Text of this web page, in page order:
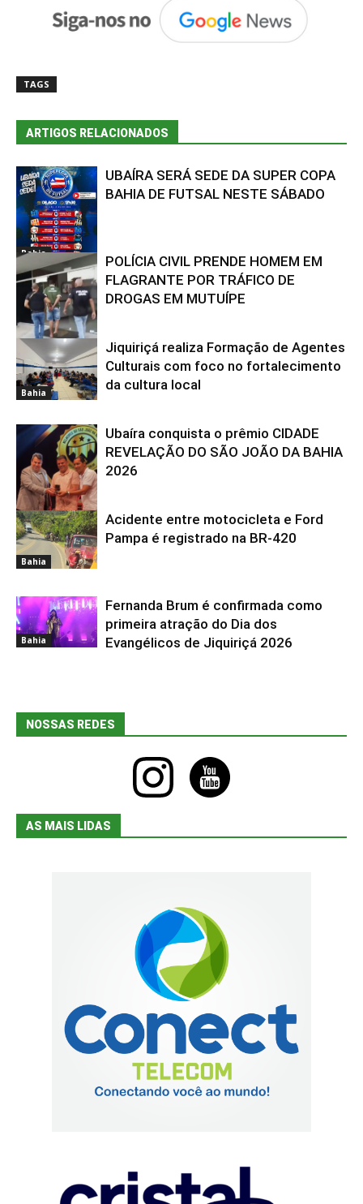
TAGS
ARTIGOS RELACIONADOS
Bahia
UBAÍRA SERÁ SEDE DA SUPER COPA
BAHIA DE FUTSAL NESTE SÁBADO
Bahia
POLÍCIA CIVIL PRENDE HOMEM EM
FLAGRANTE POR TRÁFICO DE
DROGAS EM MUTUÍPE
Bahia
Jiquiriçá realiza Formação de Agentes
Culturais com foco no fortalecimento
da cultura local
Bahia
Ubaíra conquista o prêmio CIDADE
REVELAÇÃO DO SÃO JOÃO DA BAHIA
2026
Bahia
Acidente entre motocicleta e Ford
Pampa é registrado na BR-420
Bahia
Fernanda Brum é confirmada como
primeira atração do Dia dos
Evangélicos de Jiquiriçá 2026
NOSSAS REDES
instagram youtube
AS MAIS LIDAS